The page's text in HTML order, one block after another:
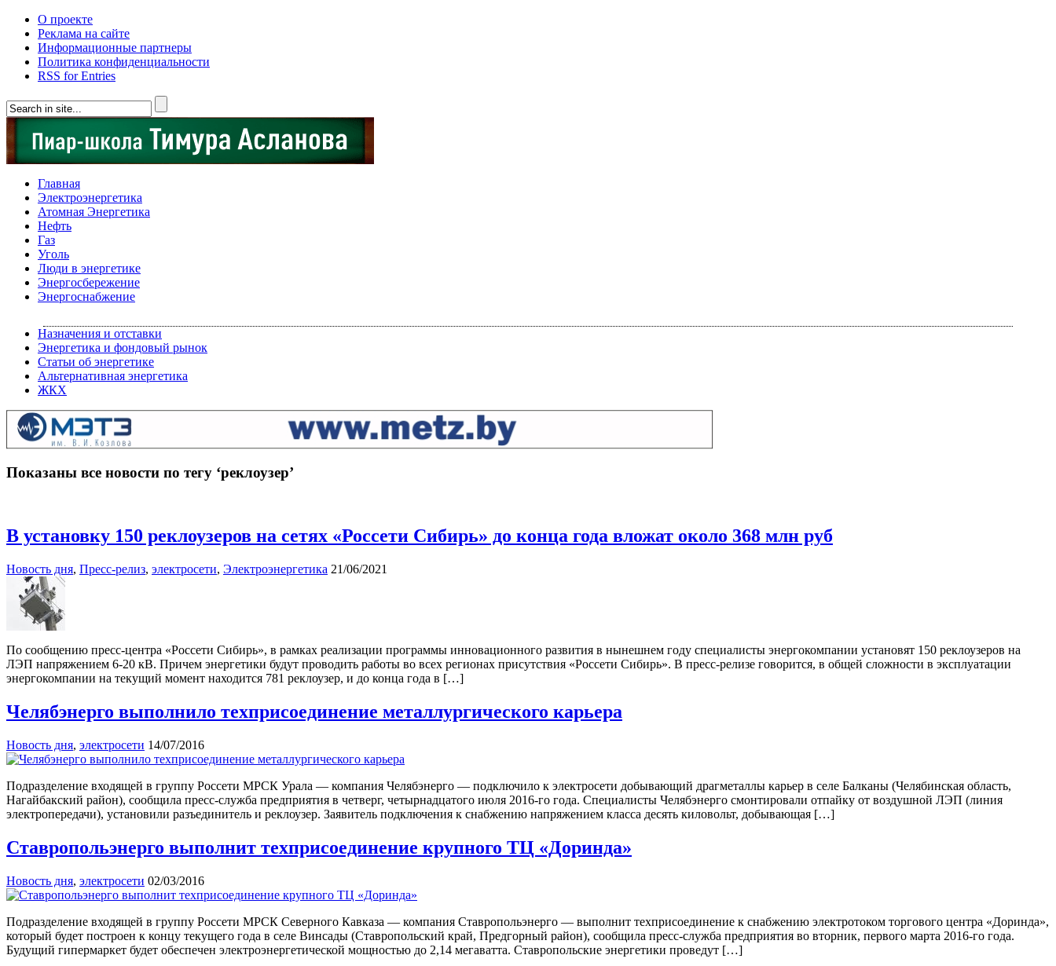
О проекте
Реклама на сайте
Информационные партнеры
Политика конфиденциальности
RSS for Entries
Главная
Электроэнергетика
Атомная Энергетика
Нефть
Газ
Уголь
Люди в энергетике
Энергосбережение
Энергоснабжение
Назначения и отставки
Энергетика и фондовый рынок
Статьи об энергетике
Альтернативная энергетика
ЖКХ
Показаны все новости по тегу ‘реклоузер’
В установку 150 реклоузеров на сетях «Россети Сибирь» до конца года вложат около 368 млн руб
Новость дня, Пресс-релиз, электросети, Электроэнергетика 21/06/2021
По сообщению пресс-центра «Россети Сибирь», в рамках реализации программы инновационного развития в нынешнем году специалисты энергокомпании установят 150 реклоузеров на
ЛЭП напряжением 6-20 кВ. Причем энергетики будут проводить работы во всех регионах присутствия «Россети Сибирь». В пресс-релизе говорится, в общей сложности в эксплуатации
энергокомпании на текущий момент находится 781 реклоузер, и до конца года в […]
Челябэнерго выполнило техприсоединение металлургического карьера
Новость дня, электросети 14/07/2016
Подразделение входящей в группу Россети МРСК Урала — компания Челябэнерго — подключило к электросети добывающий драгметаллы карьер в селе Балканы (Челябинская область,
Нагайбакский район), сообщила пресс-служба предприятия в четверг, четырнадцатого июля 2016-го года. Специалисты Челябэнерго смонтировали отпайку от воздушной ЛЭП (линия
электропередачи), установили разъединитель и реклоузер. Заявитель подключения к снабжению напряжением класса десять киловольт, добывающая […]
Ставропольэнерго выполнит техприсоединение крупного ТЦ «Доринда»
Новость дня, электросети 02/03/2016
Подразделение входящей в группу Россети МРСК Северного Кавказа — компания Ставропольэнерго — выполнит техприсоединение к снабжению электротоком торгового центра «Доринда»,
который будет построен к концу текущего года в селе Винсады (Ставропольский край, Предгорный район), сообщила пресс-служба предприятия во вторник, первого марта 2016-го года.
Будущий гипермаркет будет обеспечен электроэнергетической мощностью до 2,14 мегаватта. Ставропольские энергетики проведут […]